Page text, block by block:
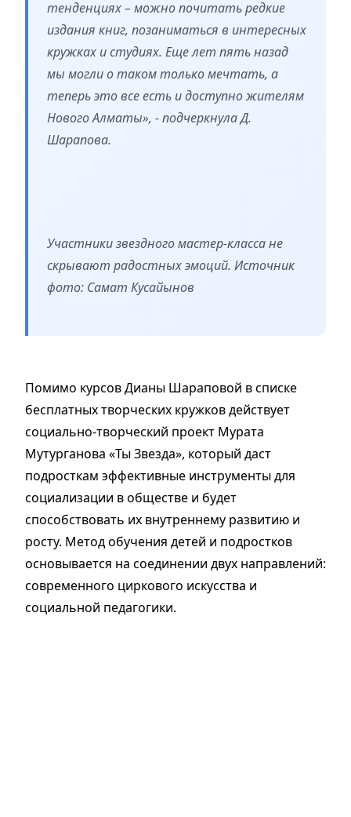
тенденциях – можно почитать редкие
издания книг, позаниматься в интересных
кружках и студиях. Еще лет пять назад
мы могли о таком только мечтать, а
теперь это все есть и доступно жителям
Нового Алматы», - подчеркнула Д.
Шарапова.
Участники звездного мастер-класса не
скрывают радостных эмоций. Источник
фото: Самат Кусайынов
Помимо курсов Дианы Шараповой в списке
бесплатных творческих кружков действует
социально-творческий проект Мурата
Мутурганова «Ты Звезда», который даст
подросткам эффективные инструменты для
социализации в обществе и будет
способствовать их внутреннему развитию и
росту. Метод обучения детей и подростков
основывается на соединении двух направлений:
современного циркового искусства и
социальной педагогики.